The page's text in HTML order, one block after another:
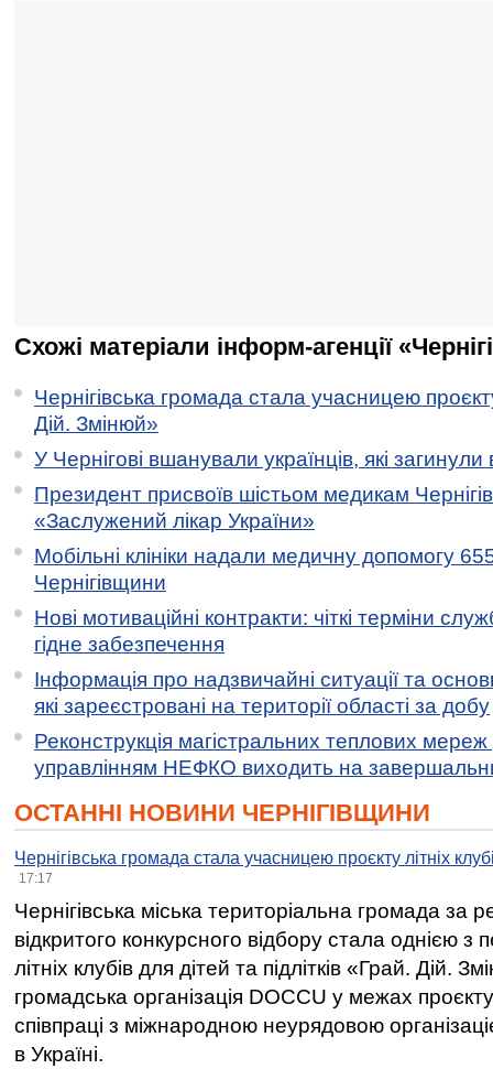
Схожі матеріали інформ-агенції
Чернігівська громада стала учасницею
Дій. Змінюй»
У Чернігові вшанували українців, які загинули
Президент присвоїв шістьом медикам
«Заслужений лікар України»
Мобільні клініки надали медичну допомогу
Чернігівщини
Нові мотиваційні контракти: чіткі терміни
гідне забезпечення
Інформація про надзвичайні ситуації та
які зареєстровані на території області за добу
Реконструкція магістральних теплових мереж
управлінням НЕФКО виходить на
ОСТАННІ НОВИНИ ЧЕРНІГІВЩИНИ
Чернігівська громада стала учасницею проєкту літніх
17:17
Чернігівська міська територіальна громада за
відкритого конкурсного відбору стала однією
літніх клубів для дітей та підлітків «Грай. Дій.
громадська організація DOCCU у межах
співпраці з міжнародною неурядовою
в Україні.